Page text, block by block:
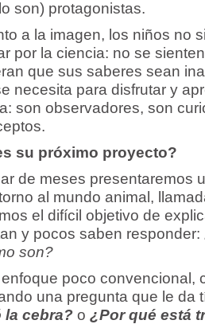
son) protagonistas.
a la imagen, los niños no
por la ciencia: no se
que sus saberes sean
necesita para disfrutar y
son observadores, son
su próximo proyecto?
de meses presentaremos
al mundo animal,
el difícil objetivo de
y pocos saben responder:
son?
poco convencional,
una pregunta que le da
la cebra?o ¿Por qué está